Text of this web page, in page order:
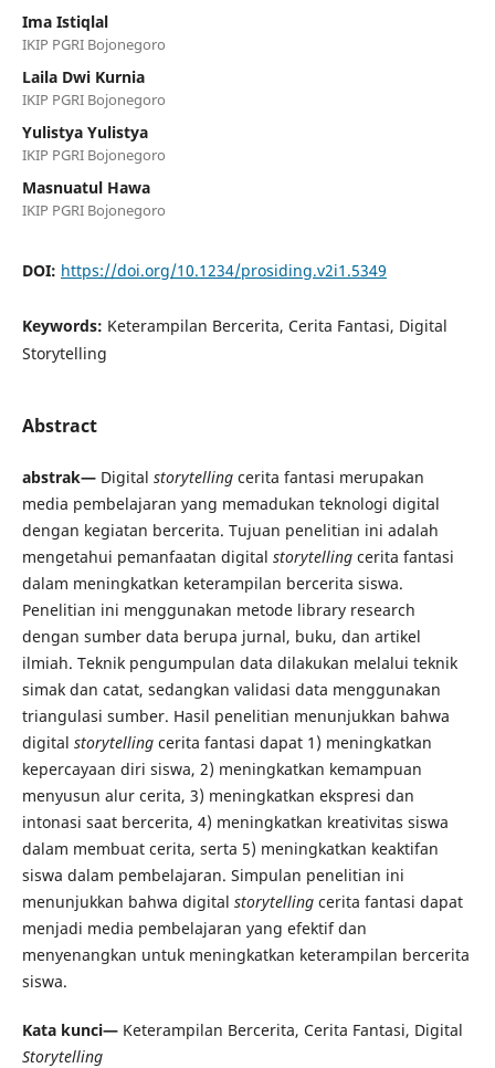
Ima Istiqlal
IKIP PGRI Bojonegoro
Laila Dwi Kurnia
IKIP PGRI Bojonegoro
Yulistya Yulistya
IKIP PGRI Bojonegoro
Masnuatul Hawa
IKIP PGRI Bojonegoro
DOI: https://doi.org/10.1234/prosiding.v2i1.5349
Keywords: Keterampilan Bercerita, Cerita Fantasi, Digital
Storytelling
Abstract
abstrak—Digital storytellingcerita fantasi merupakan
media pembelajaran yang memadukan teknologi digital
dengan kegiatan bercerita. Tujuan penelitian ini adalah
mengetahui pemanfaatan digital storytellingcerita fantasi
dalam meningkatkan keterampilan bercerita siswa.
Penelitian ini menggunakan metode library research
dengan sumber data berupa jurnal, buku, dan artikel
ilmiah. Teknik pengumpulan data dilakukan melalui teknik
simak dan catat, sedangkan validasi data menggunakan
triangulasi sumber. Hasil penelitian menunjukkan bahwa
digital storytellingcerita fantasi dapat 1) meningkatkan
kepercayaan diri siswa, 2) meningkatkan kemampuan
menyusun alur cerita, 3) meningkatkan ekspresi dan
intonasi saat bercerita, 4) meningkatkan kreativitas siswa
dalam membuat cerita, serta 5) meningkatkan keaktifan
siswa dalam pembelajaran. Simpulan penelitian ini
menunjukkan bahwa digital storytellingcerita fantasi dapat
menjadi media pembelajaran yang efektif dan
menyenangkan untuk meningkatkan keterampilan bercerita
siswa.
Kata kunci—Keterampilan Bercerita, Cerita Fantasi, Digital
Storytelling